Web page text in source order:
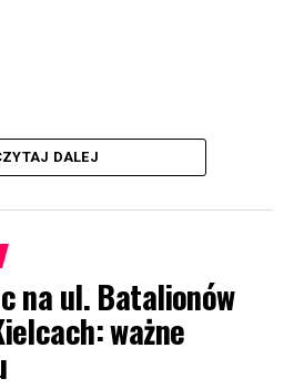
DALEJ
na ul. Batalionów
ważne